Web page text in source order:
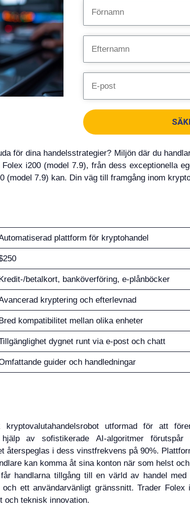
för dina handelsstrategier? Miljön där du
i200 (model 7.9), från dess exceptionella
(model 7.9) kan. Din väg till framgång inom
plattform för kryptohandel
betalkort, banköverföring, e-plånböcker
kryptering och efterlevnad
kompatibilitet mellan olika enheter
dygnet runt via e-post och chatt
guider och handledningar
utformad för att
hjälp av sofistikerade AI-algoritmer förutspår
återspeglas i dess vinstfrekvens på 90%.
kan komma åt sina konton när som helst
handlarna tillgång till en värld av handel med
ett användarvänligt gränssnitt. Trader Folex
och teknisk innovation.